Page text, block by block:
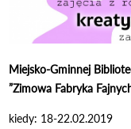
Miejsko-Gminnej
”Zimowa Fabryka
kiedy: 18-22.02.2019